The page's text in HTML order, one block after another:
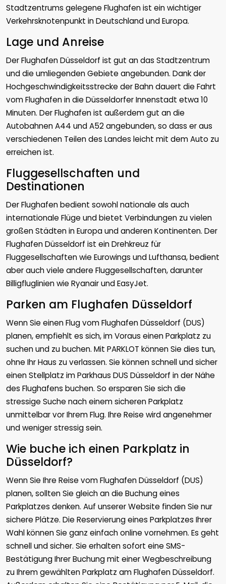
Stadtzentrums gelegene Flughafen ist ein wichtiger
Verkehrsknotenpunkt in Deutschland und Europa.
Lage und Anreise
Der Flughafen Düsseldorf ist gut an das Stadtzentrum
und die umliegenden Gebiete angebunden. Dank der
Hochgeschwindigkeitsstrecke der Bahn dauert die Fahrt
vom Flughafen in die Düsseldorfer Innenstadt etwa 10
Minuten. Der Flughafen ist außerdem gut an die
Autobahnen A44 und A52 angebunden, so dass er aus
verschiedenen Teilen des Landes leicht mit dem Auto zu
erreichen ist.
Fluggesellschaften und
Destinationen
Der Flughafen bedient sowohl nationale als auch
internationale Flüge und bietet Verbindungen zu vielen
großen Städten in Europa und anderen Kontinenten. Der
Flughafen Düsseldorf ist ein Drehkreuz für
Fluggesellschaften wie Eurowings und Lufthansa, bedient
aber auch viele andere Fluggesellschaften, darunter
Billigfluglinien wie Ryanair und EasyJet.
Parken am Flughafen Düsseldorf
Wenn Sie einen Flug vom Flughafen Düsseldorf (DUS)
planen, empfiehlt es sich, im Voraus einen Parkplatz zu
suchen und zu buchen. Mit PARKLOT können Sie dies tun,
ohne Ihr Haus zu verlassen. Sie können schnell und sicher
einen Stellplatz im Parkhaus DUS Düsseldorf in der Nähe
des Flughafens buchen. So ersparen Sie sich die
stressige Suche nach einem sicheren Parkplatz
unmittelbar vor Ihrem Flug. Ihre Reise wird angenehmer
und weniger stressig sein.
Wie buche ich einen Parkplatz in
Düsseldorf?
Wenn Sie Ihre Reise vom Flughafen Düsseldorf (DUS)
planen, sollten Sie gleich an die Buchung eines
Parkplatzes denken. Auf unserer Website finden Sie nur
sichere Plätze. Die Reservierung eines Parkplatzes Ihrer
Wahl können Sie ganz einfach online vornehmen. Es geht
schnell und sicher. Sie erhalten sofort eine SMS-
Bestätigung Ihrer Buchung mit einer Wegbeschreibung
zu Ihrem gewählten Parkplatz am Flughafen Düsseldorf.